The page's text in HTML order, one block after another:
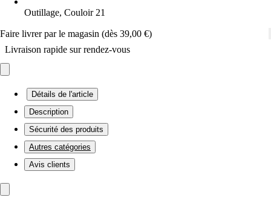
Outillage, Couloir 21
Faire livrer par le magasin (dès 39,00 €)
Livraison rapide sur rendez-vous
Détails de l'article
Description
Sécurité des produits
Autres catégories
Avis clients